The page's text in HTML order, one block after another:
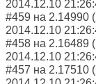
2014.12.10
#459 на 2.14990
2014.12.10
#458 на 2.16489
2014.12.10
#457 на 2.17510